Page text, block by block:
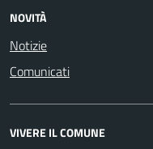
NOVITÀ
Notizie
Comunicati
VIVERE IL COMUNE